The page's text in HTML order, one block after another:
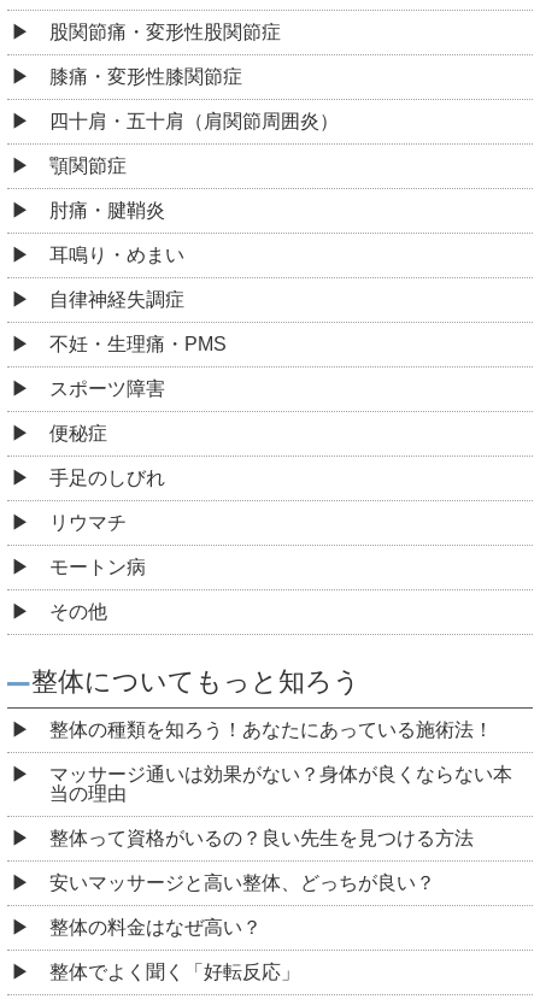
股関節痛・変形性股関節症
膝痛・変形性膝関節症
四十肩・五十肩（肩関節周囲炎）
顎関節症
肘痛・腱鞘炎
耳鳴り・めまい
自律神経失調症
不妊・生理痛・PMS
スポーツ障害
便秘症
手足のしびれ
リウマチ
モートン病
その他
整体についてもっと知ろう
整体の種類を知ろう！あなたにあっている施術法！
マッサージ通いは効果がない？身体が良くならない本
当の理由
整体って資格がいるの？良い先生を見つける方法
安いマッサージと高い整体、どっちが良い？
整体の料金はなぜ高い？
整体でよく聞く「好転反応」